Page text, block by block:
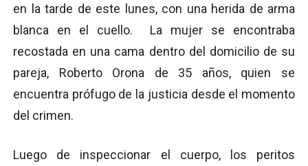
en la tarde de este lunes, con una herida de arma
blanca en el cuello. La mujer se encontraba
recostada en una cama dentro del domicilio de su
pareja, Roberto Orona de 35 años, quien se
encuentra prófugo de la justicia desde el momento
del crimen.
Luego de inspeccionar el cuerpo, los peritos